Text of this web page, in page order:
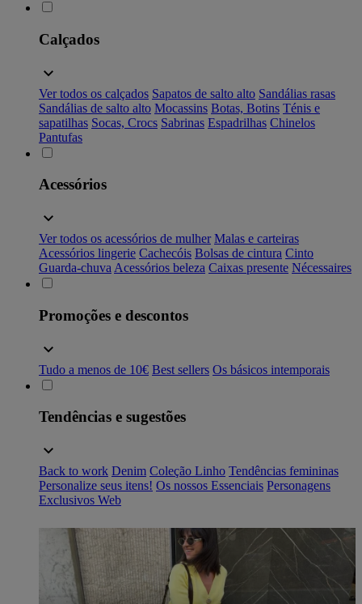
Calçados
Ver todos os calçados Sapatos de salto alto Sandálias rasas
Sandálias de salto alto Mocassins Botas, Botins Ténis e
sapatilhas Socas, Crocs Sabrinas Espadrilhas Chinelos
Pantufas
Acessórios
Ver todos os acessórios de mulher Malas e carteiras
Acessórios lingerie Cachecóis Bolsas de cintura Cinto
Guarda-chuva Acessórios beleza Caixas presente Nécessaires
Promoções e descontos
Tudo a menos de 10€ Best sellers Os básicos intemporais
Tendências e sugestões
Back to work Denim Coleção Linho Tendências femininas
Personalize seus itens! Os nossos Essenciais Personagens
Exclusivos Web